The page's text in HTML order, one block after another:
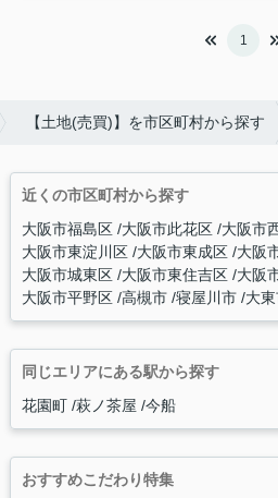
1
【土地(売買)】を市区町村から探す
近くの市区町村から探す
大阪市福島区 大阪市此花区 大阪市
大阪市東淀川区 大阪市東成区 大阪
大阪市城東区 大阪市東住吉区 大阪
大阪市平野区 高槻市 寝屋川市 大
同じエリアにある駅から探す
花園町 萩ノ茶屋 今船
おすすめこだわり特集